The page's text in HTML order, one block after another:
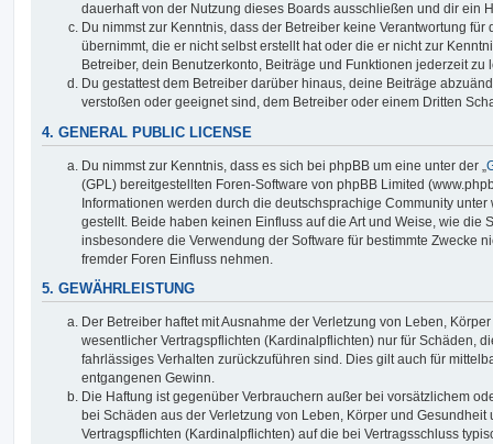
dauerhaft von der Nutzung dieses Boards ausschließen und dir ein
Du nimmst zur Kenntnis, dass der Betreiber keine Verantwortung für
übernimmt, die er nicht selbst erstellt hat oder die er nicht zur
Betreiber, dein Benutzerkonto, Beiträge und Funktionen jederzeit zu
Du gestattest dem Betreiber darüber hinaus, deine Beiträge
verstoßen oder geeignet sind, dem Betreiber oder einem Dritten
4. GENERAL PUBLIC LICENSE
Du nimmst zur Kenntnis, dass es sich bei phpBB um eine unter der „
(GPL) bereitgestellten Foren-Software von phpBB Limited
Informationen werden durch die deutschsprachige Community unter
gestellt. Beide haben keinen Einfluss auf die Art und Weise, wie die
insbesondere die Verwendung der Software für bestimmte Zwecke
fremder Foren Einfluss nehmen.
5. GEWÄHRLEISTUNG
Der Betreiber haftet mit Ausnahme der Verletzung von Leben,
wesentlicher Vertragspflichten (Kardinalpflichten) nur für Schäden,
fahrlässiges Verhalten zurückzuführen sind. Dies gilt auch für
entgangenen Gewinn.
Die Haftung ist gegenüber Verbrauchern außer bei vorsätzlichem
bei Schäden aus der Verletzung von Leben, Körper und
Vertragspflichten (Kardinalpflichten) auf die bei Vertragsschluss